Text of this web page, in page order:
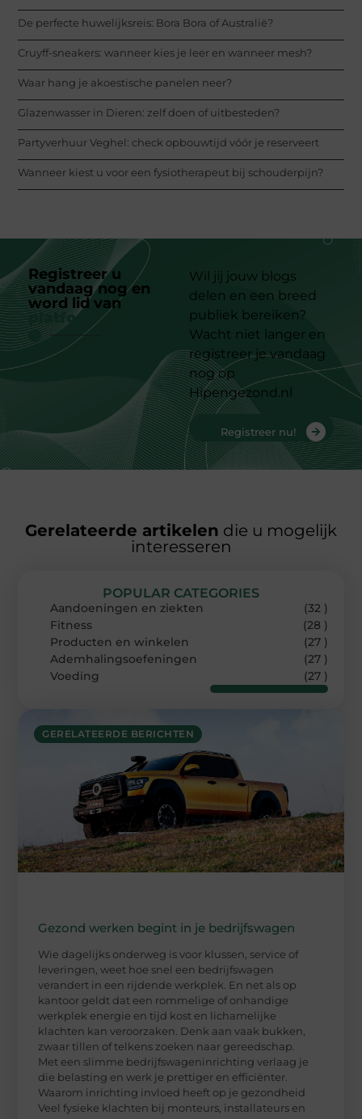
De perfecte huwelijksreis: Bora Bora of Australië?
Cruyff-sneakers: wanneer kies je leer en wanneer mesh?
Waar hang je akoestische panelen neer?
Glazenwasser in Dieren: zelf doen of uitbesteden?
Partyverhuur Veghel: check opbouwtijd vóór je reserveert
Wanneer kiest u voor een fysiotherapeut bij schouderpijn?
Registreer u
vandaag nog en
word lid van
platform
Wil jij jouw blogs
delen en een breed
publiek bereiken?
Wacht niet langer en
registreer je vandaag
nog op
Hipengezond.nl
Registreer nu!
Gerelateerde artikelen die u mogelijk
interesseren
GERELATEERDE BERICHTEN
Gezond werken begint in je bedrijfswagen
Wie dagelijks onderweg is voor klussen, service of
leveringen, weet hoe snel een bedrijfswagen
verandert in een rijdende werkplek. En net als op
kantoor geldt dat een rommelige of onhandige
werkplek energie en tijd kost en lichamelijke
klachten kan veroorzaken. Denk aan vaak bukken,
zwaar tillen of telkens zoeken naar gereedschap.
Met een slimme bedrijfswageninrichting verlaag je
die belasting en werk je prettiger en efficiënter.
Waarom inrichting invloed heeft op je gezondheid
Veel fysieke klachten bij monteurs, installateurs en
POPULAR CATEGORIES
Aandoeningen en ziekten
(32 )
Fitness
(28 )
Producten en winkelen
(27 )
Ademhalingsoefeningen
(27 )
Voeding
(27 )